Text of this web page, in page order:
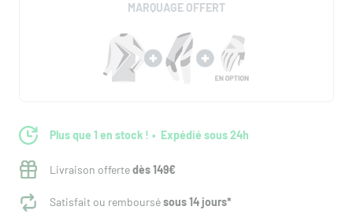
MARQUAGE OFFERT
Plus que 1 en stock ! Expédié sous 24h
Livraison offertedès 149€
Satisfait ou remboursésous 14 jours*